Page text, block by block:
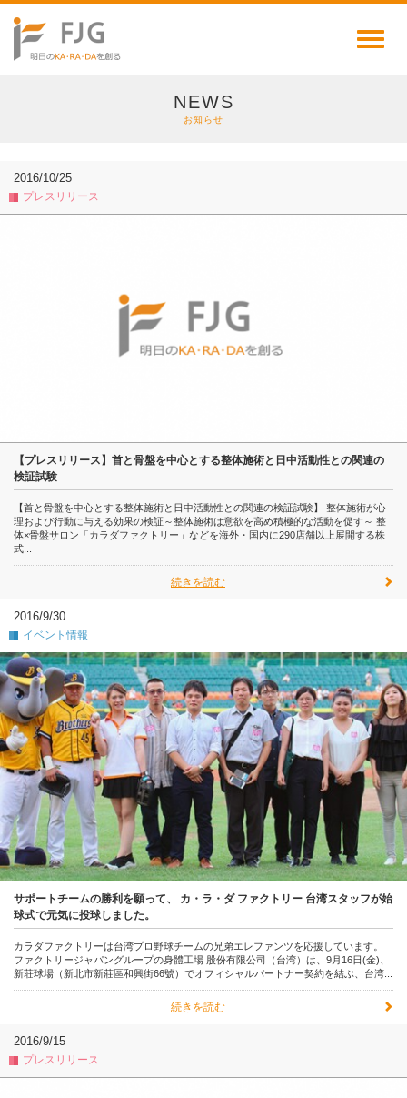
Toggle
NEWS
お知らせ
2016/10/25
プレスリリース
【プレスリリース】首と骨盤を中心とする整体施術と日中活動性との関連の
検証試験
【首と骨盤を中心とする整体施術と日中活動性との関連の検証試験】 整体施術が心
理および行動に与える効果の検証～整体施術は意欲を高め積極的な活動を促す～ 整
体×骨盤サロン「カラダファクトリー」などを海外・国内に290店舗以上展開する株
式...
続きを読む
2016/9/30
イベント情報
サポートチームの勝利を願って、 カ・ラ・ダ ファクトリー 台湾スタッフが始
球式で元気に投球しました。
カラダファクトリーは台湾プロ野球チームの兄弟エレファンツを応援しています。
ファクトリージャパングループの身體工場 股份有限公司（台湾）は、9月16日(金)、
新荘球場（新北市新莊區和興街66號）でオフィシャルパートナー契約を結ぶ、台湾...
続きを読む
2016/9/15
プレスリリース